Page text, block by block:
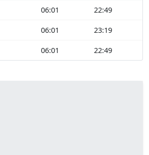
06:01 22:49
06:01 23:19
06:01 22:49